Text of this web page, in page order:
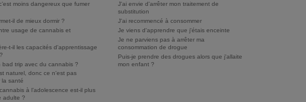
moins dangereux que fumer
il de mieux dormir ?
usage de cannabis et
t-il les capacités d'apprentissage
bad trip avec du cannabis ?
naturel, donc ce n'est pas
la santé
à l’adolescence est-il plus
adulte ?
J'ai envie d'arrêter mon traitement de
substitution
J'ai recommencé à consommer
Je viens d'apprendre que j'étais enceinte
Je ne parviens pas à arrêter ma
consommation de drogue
Puis-je prendre des drogues alors que j'allaite
mon enfant ?